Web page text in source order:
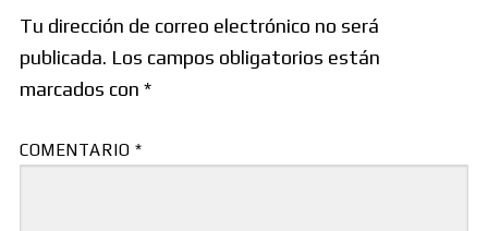
Tu dirección de correo electrónico no será
publicada. Los campos obligatorios están
marcados con *
COMENTARIO *